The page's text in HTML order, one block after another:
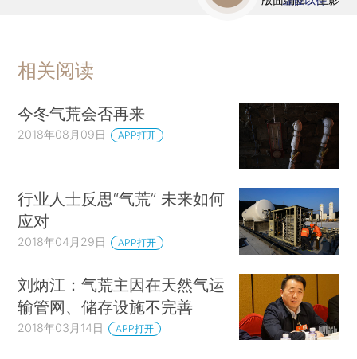
相关阅读
今冬气荒会否再来
2018年08月09日 APP打开
行业人士反思“气荒” 未来如何
应对
2018年04月29日 APP打开
刘炳江：气荒主因在天然气运
输管网、储存设施不完善
2018年03月14日 APP打开